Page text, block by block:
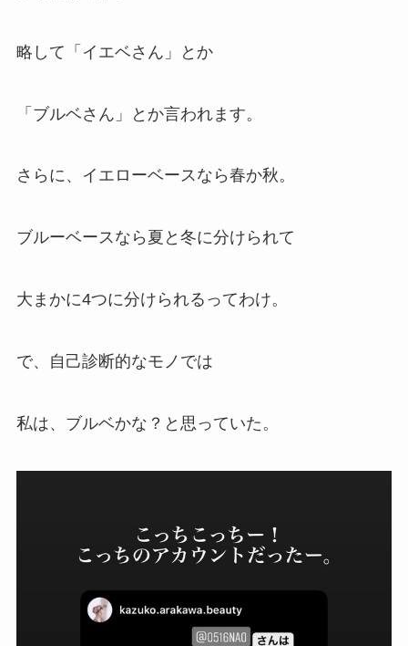
略して「イエベさん」とか
「ブルベさん」とか言われます。
さらに、イエローベースなら春か秋。
ブルーベースなら夏と冬に分けられて
大まかに4つに分けられるってわけ。
で、自己診断的なモノでは
私は、ブルベかな？と思っていた。